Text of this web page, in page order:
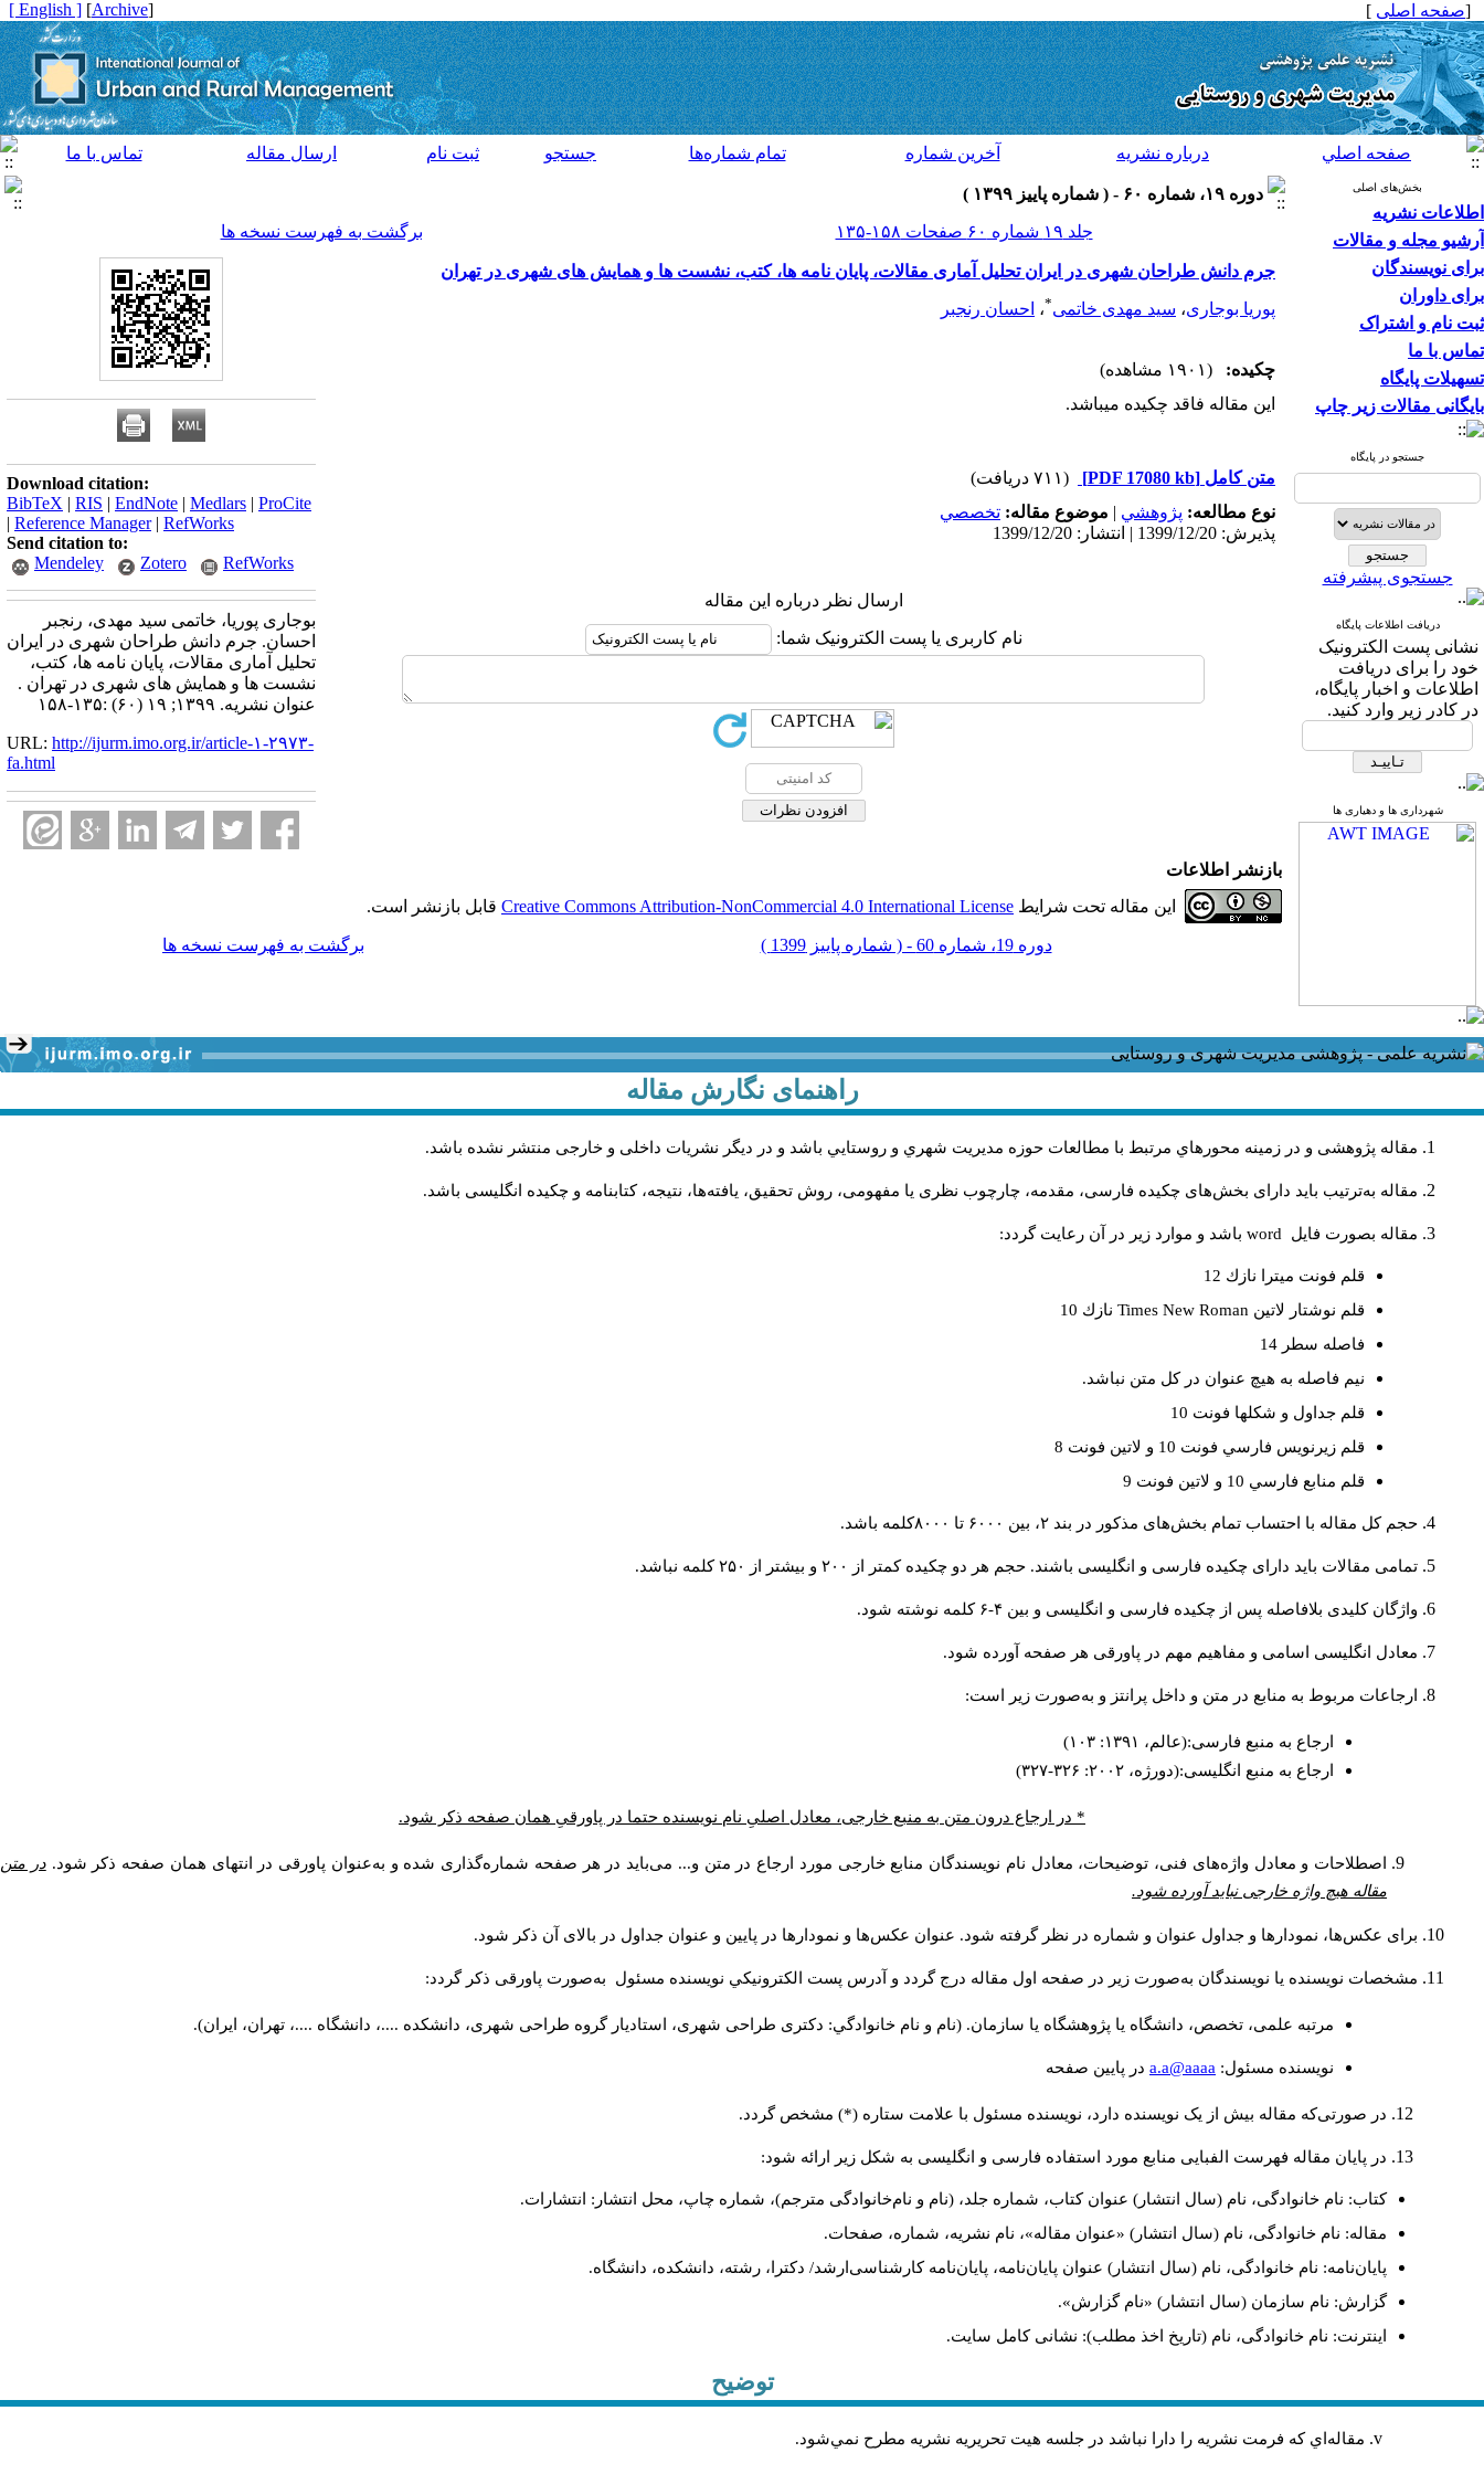
[صفحه اصلی ]
[
Archive
]
[ English ]
صفحه اصلي درباره نشريه آخرين شماره تمام شماره‌ها جستجو ثبت نام ارسال مقاله تماس با ما
بخش‌های اصلی
اطلاعات نشریه
آرشیو مجله و مقالات
برای نویسندگان
برای داوران
ثبت نام و اشتراک
تماس با ما
تسهیلات پایگاه
بایگانی مقالات زیر چاپ
جستجو در پایگاه
جستجوی پیشرفته
دریافت اطلاعات پایگاه
نشانی پست الکترونیک
خود را برای دریافت
اطلاعات و اخبار پایگاه،
در کادر زیر وارد کنید.
شهرداری ها و دهیاری ها
دوره ۱۹، شماره ۶۰ - ( شماره پاییز ۱۳۹۹ )
جلد ۱۹ شماره ۶۰ صفحات ۱۵۸-۱۳۵
برگشت به فهرست نسخه ها
جرم دانش طراحان شهری در ایران تحلیل آماری مقالات، پایان نامه ها، کتب، نشست ها و همایش های شهری در تهران
پوریا بوجاری، سید مهدی خاتمی*، احسان رنجبر
چکیده:
(۱۹۰۱ مشاهده)
این مقاله فاقد چکیده می​باشد.
متن کامل [PDF 17080 kb]
(۷۱۱ دریافت)
نوع مطالعه: پژوهشي | موضوع مقاله: تخصصي
پذیرش: 1399/12/20 | انتشار: 1399/12/20
ارسال نظر درباره این مقاله
نام کاربری یا پست الکترونیک شما:
Download citation:
BibTeX | RIS | EndNote | Medlars | ProCite
| Reference Manager| RefWorks
Send citation to:
Mendeley
Zotero RefWorks
بوجاری پوریا، خاتمی سید مهدی، رنجبر
احسان. جرم دانش طراحان شهری در ایران
تحلیل آماری مقالات، پایان نامه ها، کتب،
نشست ها و همایش های شهری در تهران .
عنوان نشریه. ۱۳۹۹; ۱۹ (۶۰) :۱۳۵-۱۵۸
URL: http://ijurm.imo.org.ir/article-۱-۲۹۷۳-
fa.html
بازنشر اطلاعات
این مقاله تحت شرایط Creative Commons Attribution-NonCommercial 4.0 International License قابل بازنشر است.
دوره 19، شماره 60 - ( شماره پاییز 1399 ) برگشت به فهرست نسخه ها
راهنمای نگارش مقاله
مقاله پژوهشی و در زمینه محورهاي مرتبط با مطالعات حوزه مديريت شهري و روستايي باشد و در دیگر نشریات داخلی و خارجی منتشر نشده باشد.
مقاله به‌ترتیب باید دارای بخش‌های چکیده فارسی، مقدمه، چارچوب نظری یا مفهومی، روش تحقیق، یافته‌ها، نتیجه، کتابنامه و چکیده انگلیسی باشد.
مقاله بصورت فايل word باشد و موارد زير در آن رعايت گردد:
قلم فونت ميترا نازك 12
قلم نوشتار لاتين Times New Roman نازك 10
فاصله سطر 14
نيم فاصله به هيچ عنوان در كل متن نباشد.
قلم جداول و شكلها فونت 10
قلم زيرنويس فارسي فونت 10 و لاتين فونت 8
قلم منابع فارسي 10 و لاتين فونت 9
حجم کل مقاله با احتساب تمام بخش‌های مذکور در بند ۲، بین ۶۰۰۰ تا ۸۰۰۰کلمه باشد.
تمامی مقالات باید دارای چکیده فارسی و انگلیسی باشند. حجم هر دو چکیده کمتر از ۲۰۰ و بیشتر از ۲۵۰ کلمه نباشد.
واژگان کلیدی بلافاصله پس از چکیده فارسی و انگلیسی و بین ۴-۶ کلمه نوشته شود.
معادل انگلیسی اسامی و مفاهیم مهم در پاورقی هر صفحه آورده شود.
ارجاعات مربوط به منابع در متن و داخل پرانتز و به‌صورت زیر است:
ارجاع به منبع فارسی:(عالم، ۱۳۹۱: ۱۰۳)
ارجاع به منبع انگلیسی:(دورژه، ۲۰۰۲: ۳۲۶-۳۲۷)
* در ارجاع درون متن به منبع خارجی، معادل اصلیِ نام نویسنده حتما در پاورقیِ همان صفحه ذکر شود.
اصطلاحات و معادل واژه‌های فنی، توضیحات، معادل نام نویسندگان منابع خارجی مورد ارجاع در متن و... می‌باید در هر صفحه شماره‌گذاری شده و به‌عنوان پاورقی در انتهای همان صفحه ذکر شود. در متن
مقاله هیچ واژه خارجی نباید آورده شود.
برای عکس‌ها، نمودارها و جداول عنوان و شماره در نظر گرفته شود. عنوان عکس‌ها و نمودارها در پایین و عنوان جداول در بالای آن ذکر شود.
مشخصات نویسنده یا نویسندگان به‌صورت زیر در صفحه اول مقاله درج گردد و آدرس پست الكترونيكي نويسنده مسئول به‌صورت پاورقی ذکر گردد:
مرتبه علمی، تخصص، دانشگاه یا پژوهشگاه یا سازمان. (نام و نام خانوادگي: دکتری طراحی شهری، استادیار گروه طراحی شهری، دانشکده ....، دانشگاه ....، تهران، ایران).
نويسنده مسئول: a.a@aaaa در پايين صفحه
در صورتی‌که مقاله بیش از یک نویسنده دارد، نویسنده مسئول با علامت ستاره (*) مشخص گردد.
در پایان مقاله فهرست الفبایی منابع مورد استفاده فارسی و انگلیسی به شکل زیر ارائه شود:
کتاب: نام خانوادگی، نام (سال انتشار) عنوان کتاب، شماره جلد، (نام و نام‌خانوادگی مترجم)، شماره چاپ، محل انتشار: انتشارات.
مقاله: نام خانوادگی، نام (سال انتشار) «عنوان مقاله»، نام نشریه، شماره، صفحات.
پایان‌نامه: نام خانوادگی، نام (سال انتشار) عنوان پایان‌نامه، پایان‌نامه کارشناسی‌ارشد/ دکترا، رشته، دانشکده، دانشگاه.
گزارش: نام سازمان (سال انتشار) «نام گزارش».
اینترنت: نام خانوادگی، نام (تاریخ اخذ مطلب): نشانی کامل سایت.
توضیح
مقاله‌اي كه فرمت نشريه را دارا نباشد در جلسه هيت تحريريه نشريه مطرح نمي‌شود.